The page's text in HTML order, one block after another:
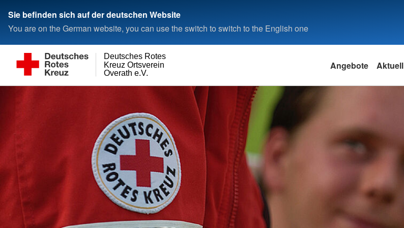
Sie befinden sich auf der deutschen Website
You are on the German website, you can use the switch to switch to the English one
Overath e.V.
Kreuz Ortsverein
Deutsches Rotes
Angebote Aktuell